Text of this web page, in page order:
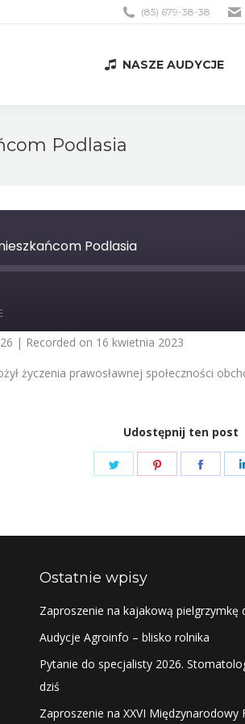
(85) 679-38-38
NASZE AUDYCJE
Podlasia
Podlasia
| Recorded on 16 kwietnia 2023
życzenia prawosławnej społeczności
Udostępnij ten post
Share
Share
Share
Ostatnie wpisy
Zaproszenie na kajakową pielgrzymkę
Audycje Agroinfo – blisko rolnika
Pytanie do specjalisty 2026.
dziś
Zaproszenie na XXVI Międzynarodowy